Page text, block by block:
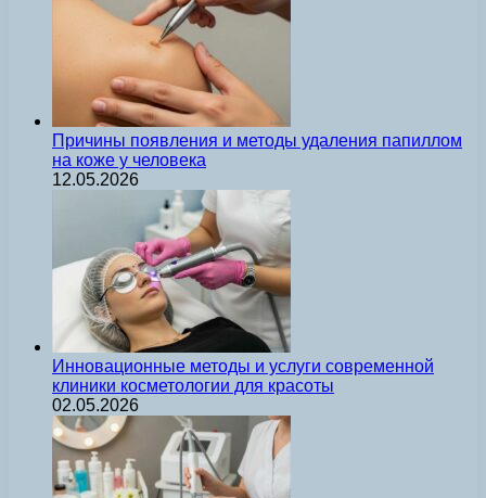
Причины появления и методы удаления папиллом
на коже у человека
12.05.2026
Инновационные методы и услуги современной
клиники косметологии для красоты
02.05.2026